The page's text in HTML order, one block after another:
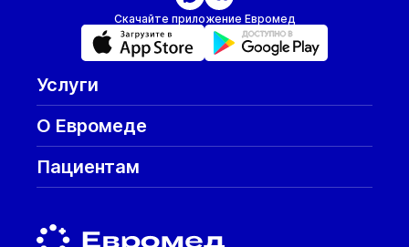
Скачайте приложение Евромед
Услуги
О Евромеде
Пациентам